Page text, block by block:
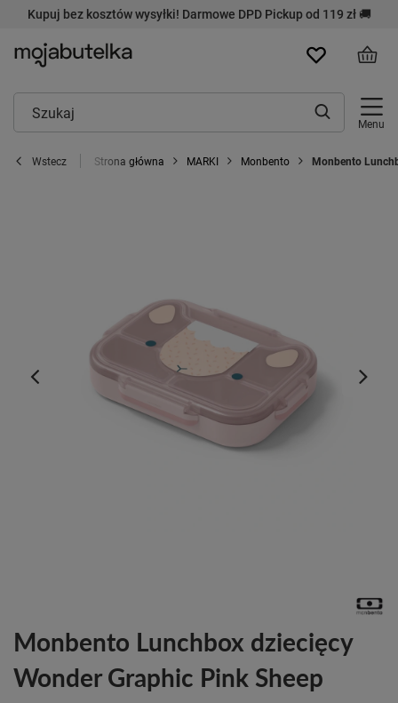
Kupuj bez kosztów wysyłki! Darmowe DPD Pickup od 119 zł 🚚
Menu
Wstecz Strona główna MARKI Monbento Monbento
Monbento Lunchbox dziecięcy
Wonder Graphic Pink Sheep